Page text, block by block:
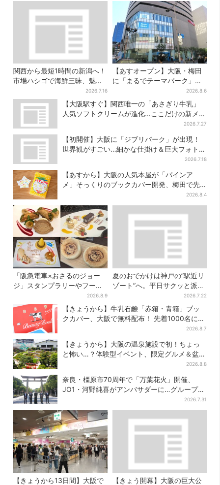
関西から最短1時間の新潟へ！
市場ハシゴで海鮮三昧、魅惑
の日本酒、発酵グルメも2026.7.16
【あすオープン】大阪・梅田
に「まるでテーマパーク」な
巨大スポーツ店、461ブラン
ド集結！ 6フロアをまとめて
紹介
2026.8.6
【大阪駅すぐ】関西唯一の「あさぎり牛乳」
人気ソフトクリームが進化…ここだけの新メニ
2026.7.27
【初開催】大阪に「ジブリパーク」が出現！
世界観がすごい…細かな仕掛け＆巨大フォトス
2026.7.18
【あすから】大阪の人気本屋が「パインア
メ」そっくりのブックカバー開発、梅田で先
2026.8.4
「阪急電車×おさるのジョー
ジ」スタンプラリーやフード
販売…梅田にジョージの大好
きスイーツ「カノーリ」登場
2026.8.9
夏のおでかけは神戸の”駅近リ
ゾート”へ。平日サクッと派
も、休日ガッツリ派も！タイ
パ抜群、約20種の楽しみ方
2026.7.22
【きょうから】牛乳石鹸「赤箱・青箱」ブッ
クカバー、大阪で無料配布！ 先着1000名に
2026.8.7
【きょうから】大阪の温泉施設で初！ちょっ
と怖い…？体験型イベント、限定グルメ＆盆踊
2026.8.8
奈良・橿原市70周年で「万葉花火」開催、
JO1・河野純喜がアンバサダーに…グループ楽
2026.7.31
【きょうから13日間】大阪で
【きょう開幕】大阪の巨大公